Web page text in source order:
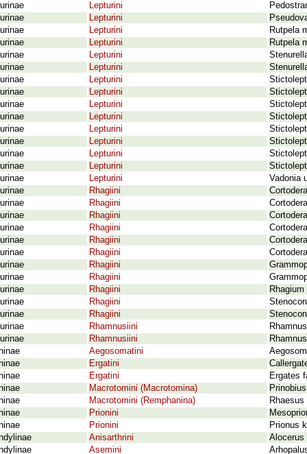
Lepturini
Lepturini
Lepturini
Rutpela
Lepturini
Rutpela
Lepturini
Lepturini
Lepturini
Lepturini
Lepturini
Lepturini
Lepturini
Lepturini
Lepturini
Lepturini
Lepturini
Vadonia
Rhagiini
Rhagiini
Rhagiini
Rhagiini
Rhagiini
Rhagiini
Rhagiini
Rhagiini
Rhagiini
Rhagiini
Rhagiini
Rhamnusiini
Rhamnusiini
Aegosomatini
Ergatini
Ergatini
Ergates
Macrotomini (Macrotomina)
Macrotomini (Remphanina)
Prionini
Prionini
Prionus
Anisarthrini
Alocerus
Asemini